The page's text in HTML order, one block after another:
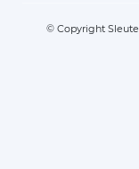
© Copyright